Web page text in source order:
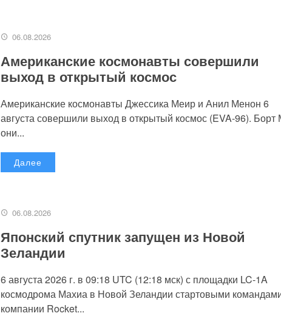
06.08.2026
Американские космонавты совершили
выход в открытый космос
Американские космонавты Джессика Меир и Анил Менон 6
августа совершили выход в открытый космос (EVA-96).
они...
Далее
06.08.2026
Японский спутник запущен из Новой
Зеландии
6 августа 2026 г. в 09:18 UTC (12:18 мск) с площадки LC-1A
космодрома Махиа в Новой Зеландии стартовыми
компании Rocket...